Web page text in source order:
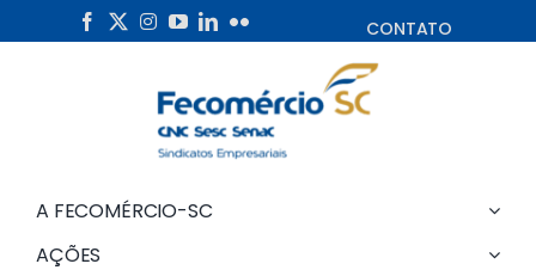
to
CONTATO
A FECOMÉRCIO-SC
AÇÕES